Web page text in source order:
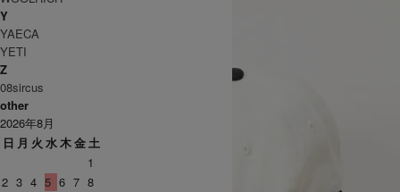
Y
YAECA
YETI
Z
08sircus
other
2026年8月
日 月 火 水木金土
1
2 3 4 5 6 7 8